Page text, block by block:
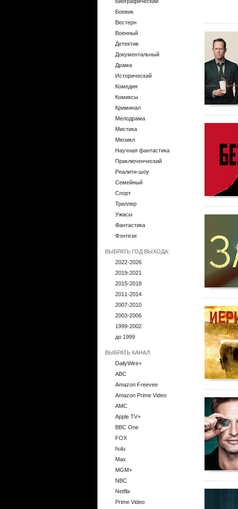
Боевик
Вестерн
Военный
Детектив
Документальный
Драма
Исторический
Комедия
Комиксы
Криминал
Мелодрама
Мистика
Мюзикл
Научная фантастика
Приключенческий
Реалити-шоу
Семейный
Спорт
Триллер
Ужасы
Фантастика
Фэнтези
ВЫБРАТЬ ГОД ВЫХОДА:
2022-2026
2019-2021
2015-2018
2011-2014
2007-2010
2003-2006
1999-2002
до 1999
ВЫБРАТЬ КАНАЛ:
DailyWire+
ABC
Amazon Freevee
Amazon Prime Video
AMC
Apple TV+
BBC One
FOX
hulu
Max
MGM+
NBC
Netflix
Prime Video